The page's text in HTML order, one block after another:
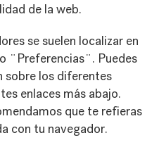
de la web.
se suelen localizar en
¨Preferencias¨. Puedes
sobre los diferentes
enlaces más abajo.
que te refieras
con tu navegador.